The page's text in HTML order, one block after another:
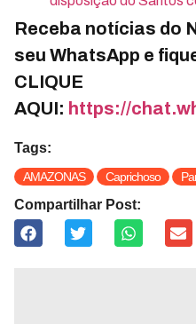
Receba notícias do
seu WhatsApp e
CLIQUE
AQUI: https://
Tags:
AMAZONAS Caprichoso
Compartilhar Post: